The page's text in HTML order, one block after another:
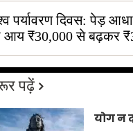
पर्यावरण दिवस: पेड़
आय ₹30,000 से बढ़कर
पढ़ें
योग न